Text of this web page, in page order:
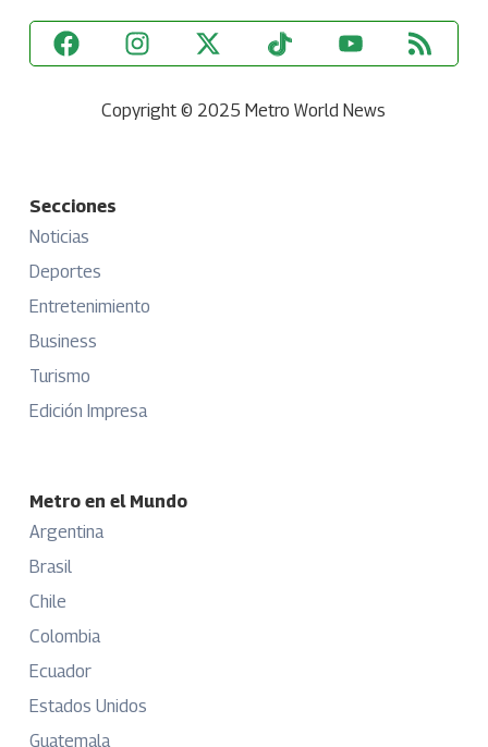
Copyright © 2025 Metro World News
Secciones
Noticias
Deportes
Entretenimiento
Business
Turismo
Edición Impresa
Metro en el Mundo
Argentina
Brasil
Chile
Colombia
Ecuador
Estados Unidos
Guatemala